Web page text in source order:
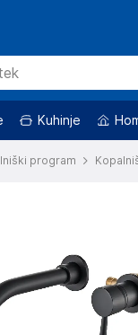
Kuhinje
program